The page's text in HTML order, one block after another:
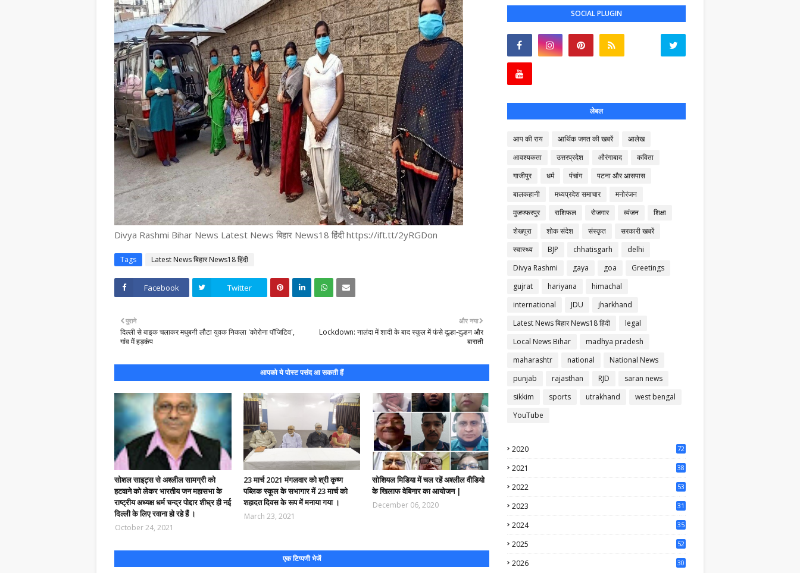
Divya Rashmi Bihar News Latest News बिहार News18 हिंदी https://ift.tt/2yRGDon
Tags Latest News बिहार News18 हिंदी
Facebook Twitter
और नया
Lockdown: नालंदा में शादी के बाद स्कूल में फंसे दूल्हा-दुल्हन और
बाराती
पुराने
दिल्ली से बाइक चलाकर मधुबनी लौटा युवक निकला 'कोरोना पॉजिटिव',
गांव में हड़कंप
आपको ये पोस्ट पसंद आ सकती हैं
सोशल साइट्स से अश्लील सामग्री को
हटवाने को लेकर भारतीय जन महासभा के
राष्ट्रीय अध्यक्ष धर्म चन्द्र पोद्दार शीघ्र ही नई
दिल्ली के लिए रवाना हो रहे हैं ।
October 24, 2021
23 मार्च 2021 मंगलवार को श्री कृष्ण
पब्लिक स्कूल के सभागार में 23 मार्च को
शहादत दिवस के रूप में मनाया गया ।
March 23, 2021
सोशियल मिडिया में चल रहें अश्लील वीडियो
के खिलाफ वेबिनार का आयोजन |
December 06, 2020
एक टिप्पणी भेजें
SOCIAL PLUGIN
लेबल
आप की राय आर्थिक जगत की खबरें
आलेख
आवश्यकता
उत्तरप्रदेश औरंगाबाद
कविता
गाजीपुर
धर्म पंचांग
पटना और आसपास
बालकहानी
मध्यप्रदेश समाचार
मनोरंजन
मुजफ्फरपुर
राशिफल रोजगार व्यंजन
शिक्षा
शेखपुरा
शोक संदेश संस्कृत
सरकारी खबरें
स्वास्थ्य
BJP chhatisgarh
delhi
Divya Rashmi
gaya goa
Greetings
gujrat
hariyana
himachal
international
JDU
jharkhand
Latest News बिहार News18 हिंदी
legal
Local News Bihar
madhya pradesh
maharashtr
national
National News
punjab
rajasthan RJD
saran news
sikkim
sports utrakhand
west bengal
YouTube
2020
72
2021
38
2022
53
2023
31
2024
35
2025
52
2026
30